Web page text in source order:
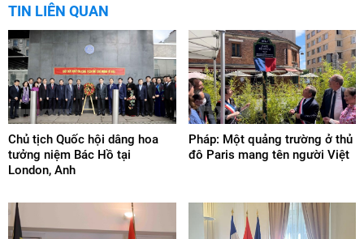
TIN LIÊN QUAN
Chủ tịch Quốc hội dâng hoa
tưởng niệm Bác Hồ tại
London, Anh
Pháp: Một quảng trường ở thủ
đô Paris mang tên người Việt